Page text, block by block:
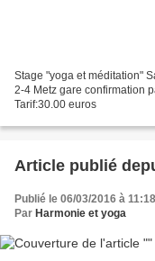
Stage "yoga et méditation"
2-4 Metz gare confirmation
Tarif:30.00 euros
Publié le 06/03/2016 à 11:18
Par Harmonie et yoga